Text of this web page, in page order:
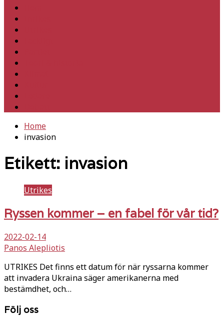
Home
invasion
Etikett: invasion
Utrikes
Ryssen kommer – en fabel för vår tid?
2022-02-14
Panos Alepliotis
UTRIKES Det finns ett datum för när ryssarna kommer
att invadera Ukraina säger amerikanerna med
bestämdhet, och…
Följ oss